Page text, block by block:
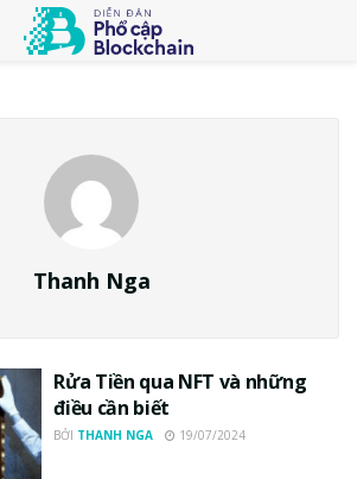
Thanh Nga
Rửa Tiền qua NFT và những
điều cần biết
BỞI THANH NGA 19/07/2024